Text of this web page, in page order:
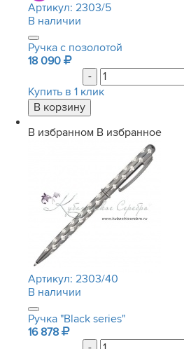
Артикул: 2303/5
В наличии
Ручка с позолотой
18 090
-
Купить в 1 клик
В избранном В избранное
Артикул: 2303/40
В наличии
Ручка "Black series"
16 878